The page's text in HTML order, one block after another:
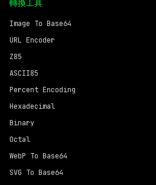
轉換工具
Image To Base64
URL Encoder
Z85
ASCII85
Percent Encoding
Hexadecimal
Binary
Octal
WebP To Base64
SVG To Base64